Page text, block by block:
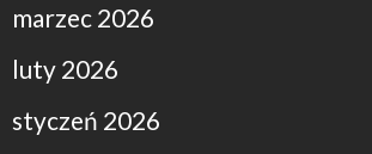
marzec 2026
luty 2026
styczeń 2026